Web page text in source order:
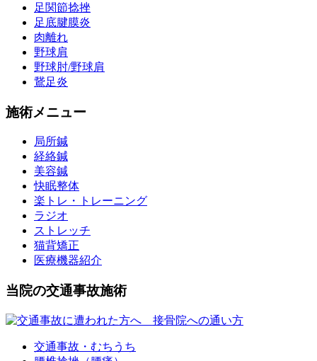
足関節捻挫
足底腱膜炎
肉離れ
野球肩
野球肘/野球肩
鵞足炎
施術メニュー
局所鍼
経絡鍼
美容鍼
快眠整体
楽トレ・トレーニング
ラジオ
ストレッチ
猫背矯正
医療機器紹介
当院の交通事故施術
交通事故・むちうち